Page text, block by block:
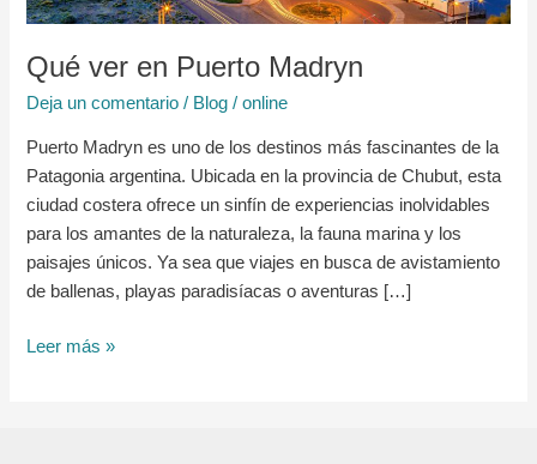
Qué ver en Puerto Madryn
Deja un comentario / Blog /online
Puerto Madryn es uno de los destinos más fascinantes de la
Patagonia argentina. Ubicada en la provincia de Chubut, esta
ciudad costera ofrece un sinfín de experiencias inolvidables
para los amantes de la naturaleza, la fauna marina y los
paisajes únicos. Ya sea que viajes en busca de avistamiento
de ballenas, playas paradisíacas o aventuras […]
Leer más »